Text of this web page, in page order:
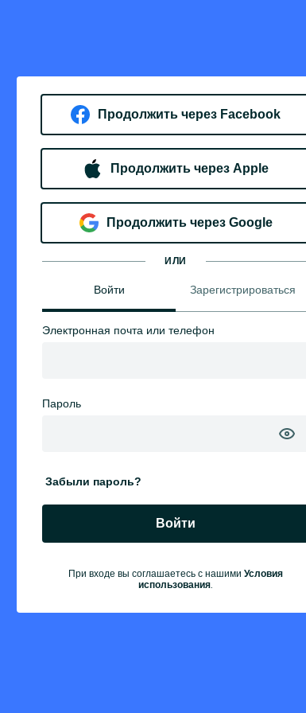
Продолжить через Facebook
Продолжить через Apple
Продолжить через Google
ИЛИ
Войти Зарегистрироваться
Электронная почта или телефон
Пароль
Забыли пароль?
Войти
При входе вы соглашаетесь с нашими Условия
использования.